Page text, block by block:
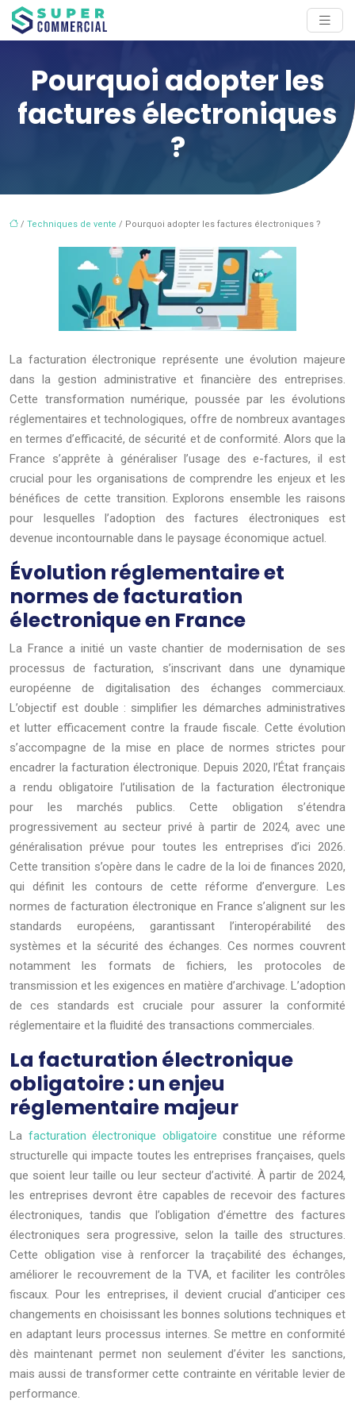
Pourquoi adopter les
factures électroniques
?
/ Techniques de vente / Pourquoi adopter les factures électroniques ?
La facturation électronique représente une évolution majeure
dans la gestion administrative et financière des entreprises.
Cette transformation numérique, poussée par les évolutions
réglementaires et technologiques, offre de nombreux avantages
en termes d’efficacité, de sécurité et de conformité. Alors que la
France s’apprête à généraliser l’usage des e-factures, il est
crucial pour les organisations de comprendre les enjeux et les
bénéfices de cette transition. Explorons ensemble les raisons
pour lesquelles l’adoption des factures électroniques est
devenue incontournable dans le paysage économique actuel.
Évolution réglementaire et
normes de facturation
électronique en France
La France a initié un vaste chantier de modernisation de ses
processus de facturation, s’inscrivant dans une dynamique
européenne de digitalisation des échanges commerciaux.
L’objectif est double : simplifier les démarches administratives
et lutter efficacement contre la fraude fiscale. Cette évolution
s’accompagne de la mise en place de normes strictes pour
encadrer la facturation électronique. Depuis 2020, l’État français
a rendu obligatoire l’utilisation de la facturation électronique
pour les marchés publics. Cette obligation s’étendra
progressivement au secteur privé à partir de 2024, avec une
généralisation prévue pour toutes les entreprises d’ici 2026.
Cette transition s’opère dans le cadre de la loi de finances 2020,
qui définit les contours de cette réforme d’envergure. Les
normes de facturation électronique en France s’alignent sur les
standards européens, garantissant l’interopérabilité des
systèmes et la sécurité des échanges. Ces normes couvrent
notamment les formats de fichiers, les protocoles de
transmission et les exigences en matière d’archivage. L’adoption
de ces standards est cruciale pour assurer la conformité
réglementaire et la fluidité des transactions commerciales.
La facturation électronique
obligatoire : un enjeu
réglementaire majeur
La facturation électronique obligatoire constitue une réforme
structurelle qui impacte toutes les entreprises françaises, quels
que soient leur taille ou leur secteur d’activité. À partir de 2024,
les entreprises devront être capables de recevoir des factures
électroniques, tandis que l’obligation d’émettre des factures
électroniques sera progressive, selon la taille des structures.
Cette obligation vise à renforcer la traçabilité des échanges,
améliorer le recouvrement de la TVA, et faciliter les contrôles
fiscaux. Pour les entreprises, il devient crucial d’anticiper ces
changements en choisissant les bonnes solutions techniques et
en adaptant leurs processus internes. Se mettre en conformité
dès maintenant permet non seulement d’éviter les sanctions,
mais aussi de transformer cette contrainte en véritable levier de
performance.